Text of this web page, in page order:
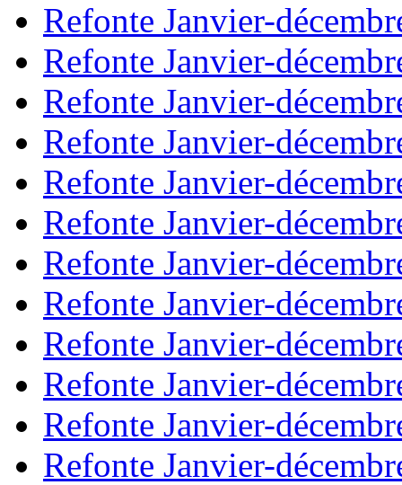
Refonte Janvier-
Refonte Janvier-
Refonte Janvier-
Refonte Janvier-
Refonte Janvier-
Refonte Janvier-
Refonte Janvier-
Refonte Janvier-
Refonte Janvier-
Refonte Janvier-
Refonte Janvier-
Refonte Janvier-